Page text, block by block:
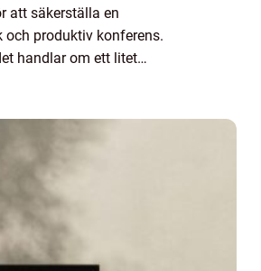
att säkerställa en
produktiv konferens.
handlar om ett litet